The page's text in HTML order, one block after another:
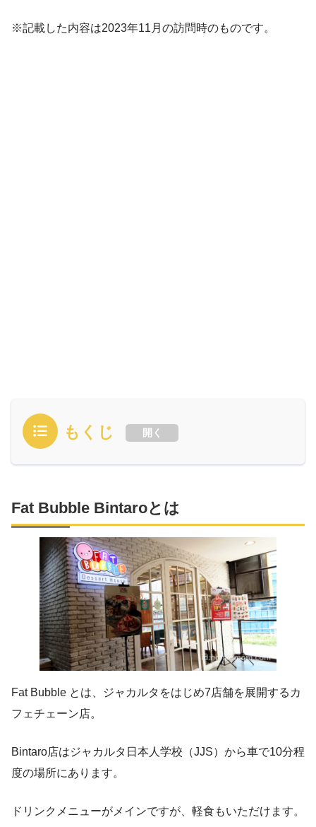
※記載した内容は2023年11月の訪問時のものです。
もくじ 開く
Fat Bubble Bintaroとは
Fat Bubble とは、ジャカルタをはじめ7店舗を展開するカ
フェチェーン店。
Bintaro店はジャカルタ日本人学校（JJS）から車で10分程
度の場所にあります。
ドリンクメニューがメインですが、軽食もいただけます。